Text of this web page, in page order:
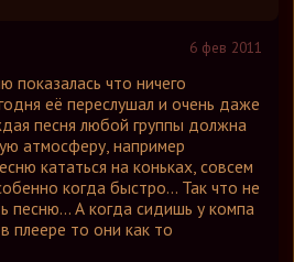
6 фев 2011
показалась что ничего
её переслушал и очень даже
песня любой группы должна
атмосферу, например
кататься на коньках, совсем
когда быстро... Так что не
песню... А когда сидишь у компа
плеере то они как то